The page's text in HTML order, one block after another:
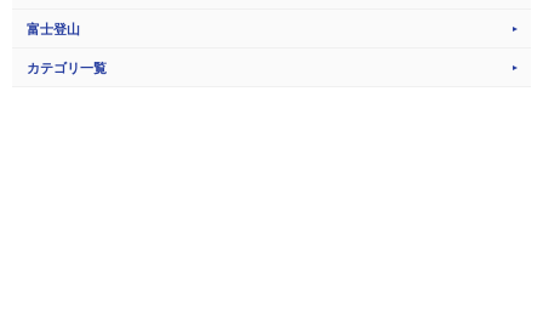
富士登山
カテゴリ一覧